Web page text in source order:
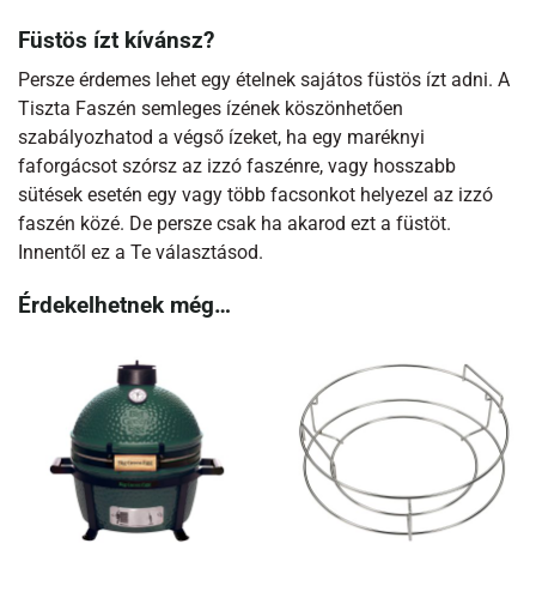
Füstös ízt kívánsz?
Persze érdemes lehet egy ételnek sajátos füstös ízt adni. A
Tiszta Faszén semleges ízének köszönhetően
szabályozhatod a végső ízeket, ha egy maréknyi
faforgácsot szórsz az izzó faszénre, vagy hosszabb
sütések esetén egy vagy több facsonkot helyezel az izzó
faszén közé. De persze csak ha akarod ezt a füstöt.
Innentől ez a Te választásod.
Érdekelhetnek még…